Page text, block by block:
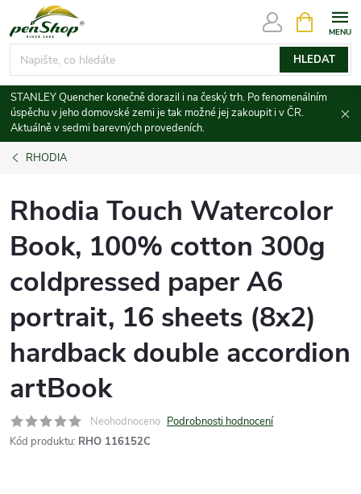
na
obsah
HLEDAT
NÁKUPNÍ
KOŠÍK
STANLEY Quencher konečně dorazil i na český trh. Po fenomenálním
úspěchu v jeho domovské zemi je tak možné jej zakoupit i v ČR.
Aktuálně v sedmi barevných provedeních.
RHODIA
Rhodia Touch Watercolor
Book, 100% cotton 300g
coldpressed paper A6
portrait, 16 sheets (8x2)
hardback double accordion
artBook
Neohodnoceno Podrobnosti hodnocení
Kód produktu: RHO 116152C